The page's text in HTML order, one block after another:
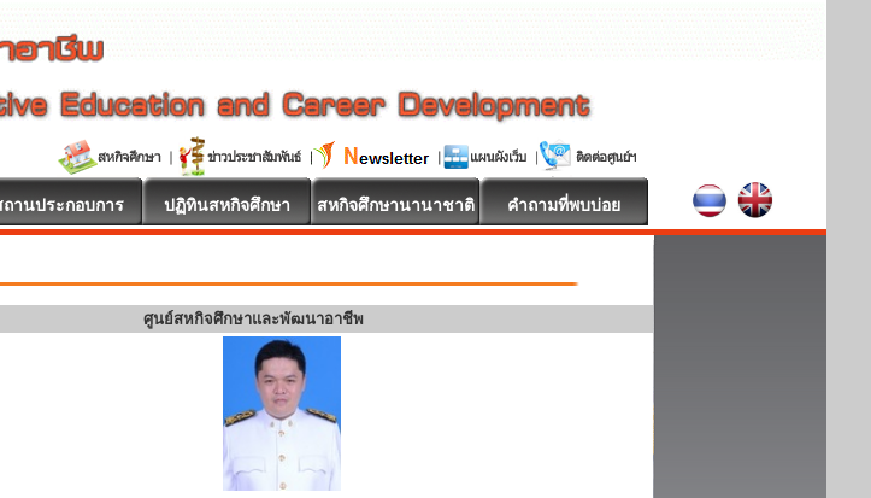
ถานประกอบการ ปฏิทินสหกิจศึกษา สหกิจศึกษานานาชาติ คำถามที่พบบ่อย
ศูนย์สหกิจศึกษาและพัฒนาอาชีพ